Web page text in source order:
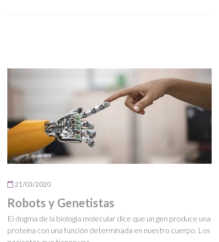
21/03/2020
Robots y Genetistas
El dogma de la biología molecular dice que un gen produce una
proteína con una función determinada en nuestro cuerpo. Los